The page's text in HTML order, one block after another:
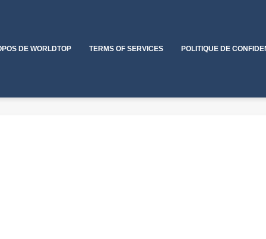
DE WORLDTOP TERMS OF SERVICES POLITIQUE DE